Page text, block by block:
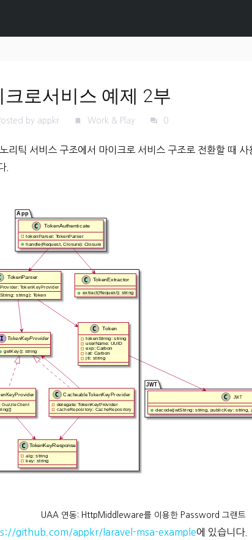
크로서비스 예제 2부
by appkr Work & Play forum 0
리틱 서비스 구조에서 마이크로 서비스 구조로 전환할 때 사
.
UAA 연동: HttpMiddleware를 이용한 Password 그랜트
github.com/appkr/laravel-msa-example에 있습니다.